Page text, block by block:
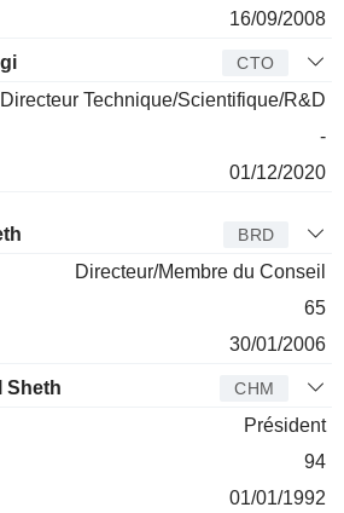
16/09/2008
CTO
Directeur Technique/Scientifique/R&D
-
01/12/2020
Age BRD
Directeur/Membre du Conseil
65
30/01/2006
Sheth CHM
Président
94
01/01/1992